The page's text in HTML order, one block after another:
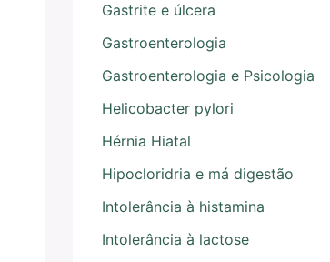
Gastrite e úlcera
Gastroenterologia
Gastroenterologia e Psicologia
Helicobacter pylori
Hérnia Hiatal
Hipocloridria e má digestão
Intolerância à histamina
Intolerância à lactose